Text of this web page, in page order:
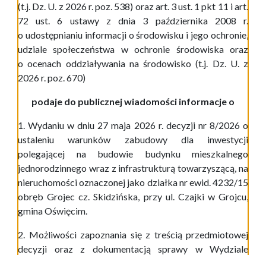
(t.j. Dz. U. z 2026 r. poz. 538) oraz art. 3 ust. 1 pkt 11 i art.
72 ust. 6 ustawy z dnia 3 października 2008 r.
o udostępnianiu informacji o środowisku i jego ochronie,
udziale społeczeństwa w ochronie środowiska oraz
o ocenach oddziaływania na środowisko (t.j. Dz. U. z
2026 r. poz. 670)
podaje do publicznej wiadomości informacje o
1. Wydaniu w dniu 27 maja 2026 r. decyzji nr 8/2026 o
ustaleniu warunków zabudowy dla inwestycji
polegającej na budowie budynku mieszkalnego
jednorodzinnego wraz z infrastrukturą towarzyszącą, na
nieruchomości oznaczonej jako działka nr ewid. 4232/15
obręb Grojec cz. Skidzińska, przy ul. Czajki w Grojcu,
gmina Oświęcim.
2. Możliwości zapoznania się z treścią przedmiotowej
decyzji oraz z dokumentacją sprawy w Wydziale